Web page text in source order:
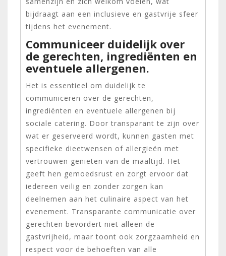
bijdraagt aan een inclusieve en gastvrije sfeer
tijdens het evenement.
Communiceer duidelijk over
de gerechten, ingrediënten en
eventuele allergenen.
Het is essentieel om duidelijk te
communiceren over de gerechten,
ingrediënten en eventuele allergenen bij
sociale catering. Door transparant te zijn over
wat er geserveerd wordt, kunnen gasten met
specifieke dieetwensen of allergieën met
vertrouwen genieten van de maaltijd. Het
geeft hen gemoedsrust en zorgt ervoor dat
iedereen veilig en zonder zorgen kan
deelnemen aan het culinaire aspect van het
evenement. Transparante communicatie over
gerechten bevordert niet alleen de
gastvrijheid, maar toont ook zorgzaamheid en
respect voor de behoeften van alle